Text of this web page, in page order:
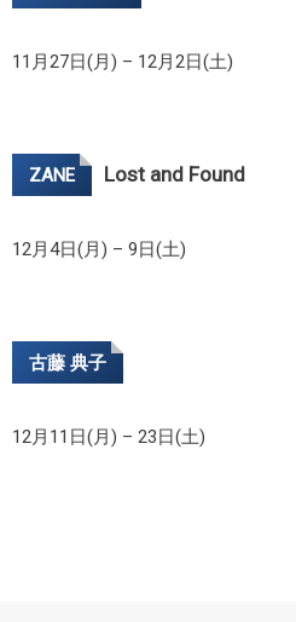
11月27日(月) – 12月2日(土)
ZANE Lost and Found
12月4日(月) – 9日(土)
古藤 典子
12月11日(月) – 23日(土)